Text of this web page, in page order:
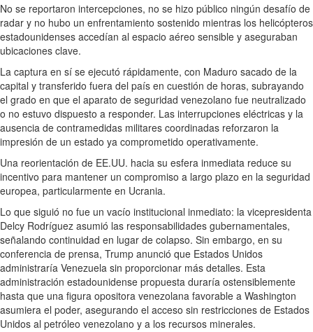
No se reportaron intercepciones, no se hizo público ningún desafío de
radar y no hubo un enfrentamiento sostenido mientras los helicópteros
estadounidenses accedían al espacio aéreo sensible y aseguraban
ubicaciones clave.
La captura en sí se ejecutó rápidamente, con Maduro sacado de la
capital y transferido fuera del país en cuestión de horas, subrayando
el grado en que el aparato de seguridad venezolano fue neutralizado
o no estuvo dispuesto a responder. Las interrupciones eléctricas y la
ausencia de contramedidas militares coordinadas reforzaron la
impresión de un estado ya comprometido operativamente.
Una reorientación de EE.UU. hacia su esfera inmediata reduce su
incentivo para mantener un compromiso a largo plazo en la seguridad
europea, particularmente en Ucrania.
Lo que siguió no fue un vacío institucional inmediato: la vicepresidenta
Delcy Rodríguez asumió las responsabilidades gubernamentales,
señalando continuidad en lugar de colapso. Sin embargo, en su
conferencia de prensa, Trump anunció que Estados Unidos
administraría Venezuela sin proporcionar más detalles. Esta
administración estadounidense propuesta duraría ostensiblemente
hasta que una figura opositora venezolana favorable a Washington
asumiera el poder, asegurando el acceso sin restricciones de Estados
Unidos al petróleo venezolano y a los recursos minerales.